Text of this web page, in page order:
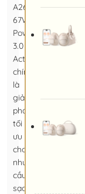
A2671
67W
PowerIQ
3.0
ActiveShield
chính
là
giải
pháp
tối
ưu
cho
nhu
cầu
sạc